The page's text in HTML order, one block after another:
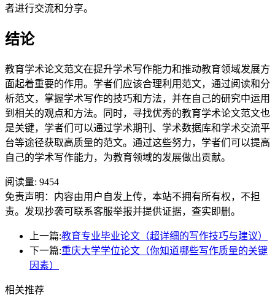
者进行交流和分享。
结论
教育学术论文范文在提升学术写作能力和推动教育领域发展方
面起着重要的作用。学者们应该合理利用范文，通过阅读和分
析范文，掌握学术写作的技巧和方法，并在自己的研究中运用
到相关的观点和方法。同时，寻找优秀的教育学术论文范文也
是关键，学者们可以通过学术期刊、学术数据库和学术交流平
台等途径获取高质量的范文。通过这些努力，学者们可以提高
自己的学术写作能力，为教育领域的发展做出贡献。
阅读量: 9454
免责声明：内容由用户自发上传，本站不拥有所有权，不担
责。发现抄袭可联系客服举报并提供证据，查实即删。
上一篇:教育专业毕业论文（超详细的写作技巧与建议）
下一篇:重庆大学学位论文（你知道哪些写作质量的关键
因素）
相关推荐